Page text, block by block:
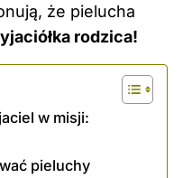
że pielucha
rodzica!
w misji:
pieluchy